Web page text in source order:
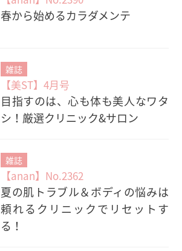
春から始めるカラダメンテ
雑誌
【美ST】4月号
目指すのは、心も体も美人なワタ
シ！厳選クリニック&サロン
雑誌
【anan】No.2362
夏の肌トラブル＆ボディの悩みは
頼れるクリニックでリセットす
る！